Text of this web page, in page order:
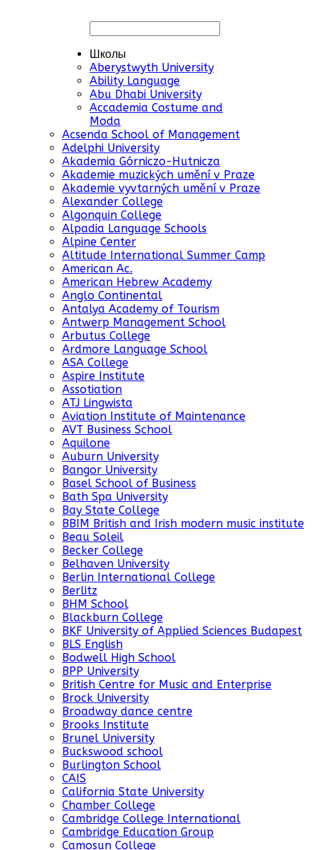
Школы
Aberystwyth University
Ability Language
Abu Dhabi University
Accademia Costume and
Moda
Acsenda School of Management
Adelphi University
Akademia Górniczo-Hutnicza
Akademie muzických umění v Praze
Akademie vyvtarných umění v Praze
Alexander College
Algonquin College
Alpadia Language Schools
Alpine Center
Altitude International Summer Camp
American Ac.
American Hebrew Academy
Anglo Continental
Antalya Academy of Tourism
Antwerp Management School
Arbutus College
Ardmore Language School
ASA College
Aspire Institute
Assotiation
ATJ Lingwista
Aviation Institute of Maintenance
AVT Business School
Aquilone
Auburn University
Bangor University
Basel School of Business
Bath Spa University
Bay State College
BBIM British and Irish modern music institute
Beau Soleil
Becker College
Belhaven University
Berlin International College
Berlitz
BHM School
Blackburn College
BKF University of Applied Sciences Budapest
BLS English
Bodwell High School
BPP University
British Centre for Music and Enterprise
Brock University
Broadway dance centre
Brooks Institute
Brunel University
Buckswood school
Burlington School
CAIS
California State University
Chamber College
Cambridge College International
Cambridge Education Group
Camosun College